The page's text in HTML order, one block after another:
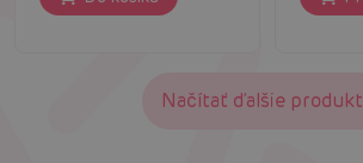
Načítať ďalšie